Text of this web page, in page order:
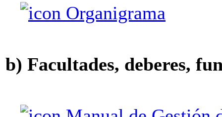
Organigrama
b) Facultades, deberes,